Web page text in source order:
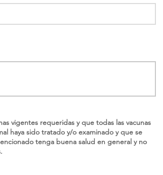
vigentes requeridas y que todas las vacunas
haya sido tratado y/o examinado y que se
tenga buena salud en general y no